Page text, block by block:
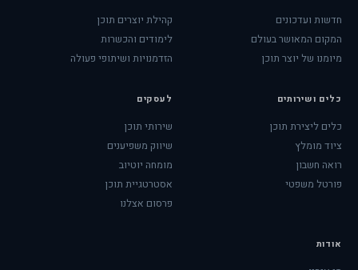
חדשות ועדכונים
המקום המאושר בעולם
מיומנו של יוצר תוכן
קהילת יוצרים תוכן
לימודים והכשרות
הזדמנויות ושיתופי פעולה
כלים ושירותים
כלים ליצירת תוכן
ציוד מומלץ
רואה חשבון
פורטל משפטי
לעסקים
שירותי תוכן
שיווק משפיענים
מומחה יוטיוב
אסטרטגיית תוכן
פרסום אצלנו
אודות